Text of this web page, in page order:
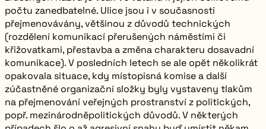
počtu zanedbatelné. Ulice jsou i v současnosti
přejmenovávány, většinou z důvodů technických
(rozdělení komunikací přerušených náměstími či
křižovatkami, přestavba a změna charakteru dosavadní
komunikace). V posledních letech se ale opět několikrát
opakovala situace, kdy místopisná komise a další
zúčastněné organizační složky byly vystaveny tlakům
na přejmenování veřejných prostranství z politických,
popř. mezinárodněpolitických důvodů. V některých